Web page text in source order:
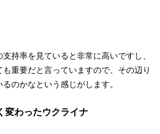
持率を見ていると非常に高いですし、
重要だと言っていますので、その辺り
のかなという感じがします。
変わったウクライナ